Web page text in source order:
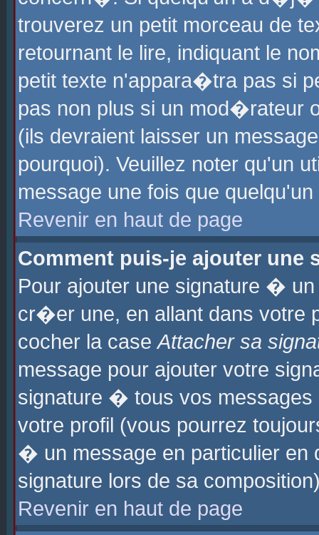
trouverez un petit morceau de
retournant le lire, indiquant le
petit texte n'appara�tra pas si
pas non plus si un mod�rateur
(ils devraient laisser un
pourquoi). Veuillez noter qu'un
message une fois que
Revenir en haut de page
Comment puis-je ajouter une
Pour ajouter une signature �
cr�er une, en allant dans
cocher la caseAttacher sa
message pour ajouter votre
signature � tous vos
votre profil (vous pourrez
� un message en particulier
signature lors de sa
Revenir en haut de page